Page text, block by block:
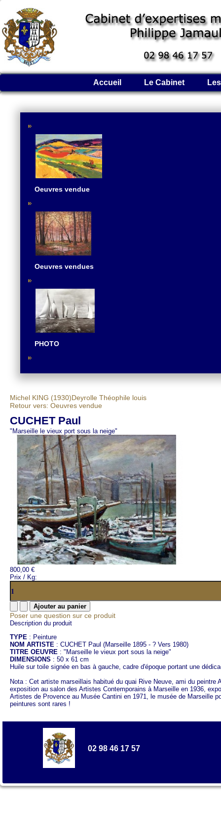
Accueil Le Cabinet
Oeuvres vendue
Oeuvres vendues
PHOTO
Michel KING (1930)Deyrolle Théophile louis
Retour vers: Oeuvres vendue
CUCHET Paul
"Marseille le vieux port sous la neige"
800,00 €
Prix / Kg:
Poser une question sur ce produit
Description du produit
TYPE : Peinture
NOM ARTISTE : CUCHET Paul (Marseille 1895 - ? Vers 1980)
TITRE OEUVRE : "Marseille le vieux port sous la neige"
DIMENSIONS : 50 x 61 cm
Huile sur toile signée en bas à gauche, cadre d'époque portant une
Nota : Cet artiste marseillais habitué du quai Rive Neuve, ami du
exposition au salon des Artistes Contemporains à Marseille en 1936,
Artistes de Provence au Musée Cantini en 1971, le musée de Marseille
peintures sont rares !
02 98 46 17 57